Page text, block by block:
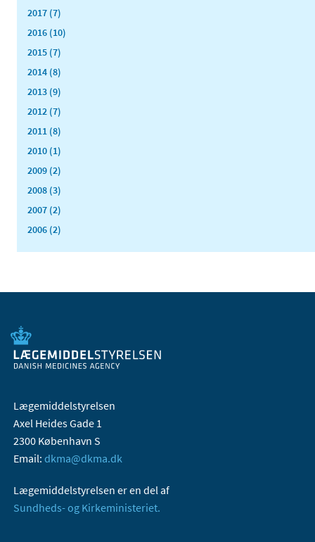
2017 (7)
2016 (10)
2015 (7)
2014 (8)
2013 (9)
2012 (7)
2011 (8)
2010 (1)
2009 (2)
2008 (3)
2007 (2)
2006 (2)
Lægemiddelstyrelsen
Axel Heides Gade 1
2300 København S
Email: dkma@dkma.dk
Lægemiddelstyrelsen er en del af
Sundheds- og Kirkeministeriet.